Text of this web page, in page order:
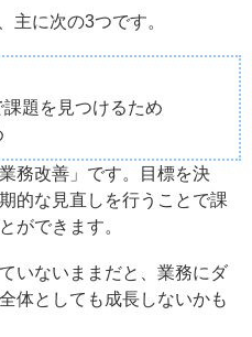
主に次の3つです。
題を見つけるため
務改善」です。目標を決
的な見直しを行うことで課
ができます。
いないままだと、業務にダ
体としても成長しないかも